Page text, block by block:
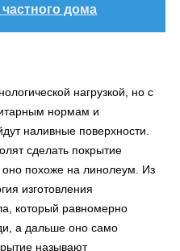
дома
нагрузкой, но с
нормам и
наливные поверхности.
сделать покрытие
похоже на линолеум. Из
изготовления
который равномерно
а дальше оно само
называют